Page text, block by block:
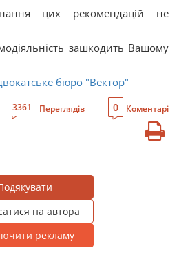
цих рекомендацій не
зашкодить Вашому
бюро "Вектор"
3361 Переглядів 0 Коментарі
на автора
рекламу